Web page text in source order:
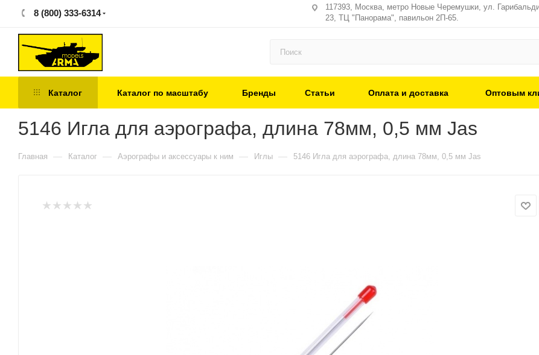
8 (800) 333-6314
117393, Москва, метро Новые Черемушки, ул.
23, ТЦ "Панорама", павильон 2П-65.
Каталог Каталог по масштабу Бренды Статьи Оплата и доставка Оптовым
5146 Игла для аэрографа, длина 78мм, 0,5 мм Jas
Главная — Каталог — Аэрографы и аксессуары к ним — Иглы — 5146 Игла для аэрографа, длина 78мм, 0,5 мм Jas